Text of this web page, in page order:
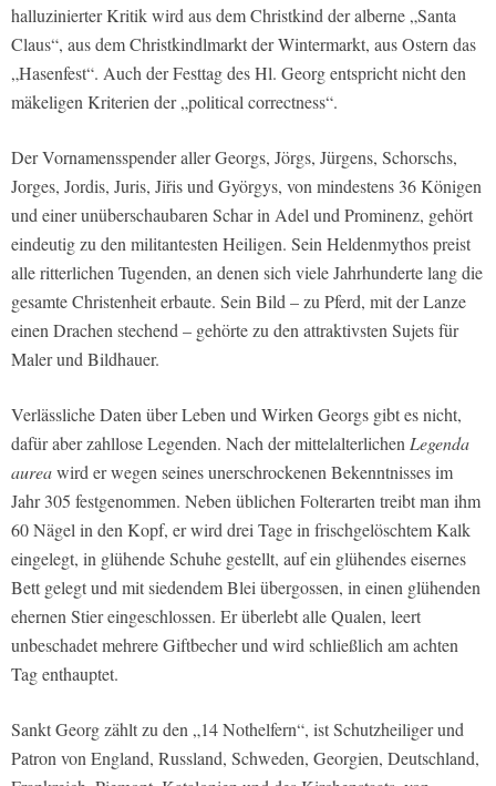
halluzinierter Kritik wird aus dem Christkind der alberne „Santa
Claus“, aus dem Christkindlmarkt der Wintermarkt, aus Ostern das
„Hasenfest“. Auch der Festtag des Hl. Georg entspricht nicht den
mäkeligen Kriterien der „political correctness“.
Der Vornamensspender aller Georgs, Jörgs, Jürgens, Schorschs,
Jorges, Jordis, Juris, Jiřis und Györgys, von mindestens 36 Königen
und einer unüberschaubaren Schar in Adel und Prominenz, gehört
eindeutig zu den militantesten Heiligen. Sein Heldenmythos preist
alle ritterlichen Tugenden, an denen sich viele Jahrhunderte lang die
gesamte Christenheit erbaute. Sein Bild – zu Pferd, mit der Lanze
einen Drachen stechend – gehörte zu den attraktivsten Sujets für
Maler und Bildhauer.
Verlässliche Daten über Leben und Wirken Georgs gibt es nicht,
dafür aber zahllose Legenden. Nach der mittelalterlichen Legenda
aureawird er wegen seines unerschrockenen Bekenntnisses im
Jahr 305 festgenommen. Neben üblichen Folterarten treibt man ihm
60 Nägel in den Kopf, er wird drei Tage in frischgelöschtem Kalk
eingelegt, in glühende Schuhe gestellt, auf ein glühendes eisernes
Bett gelegt und mit siedendem Blei übergossen, in einen glühenden
ehernen Stier eingeschlossen. Er überlebt alle Qualen, leert
unbeschadet mehrere Giftbecher und wird schließlich am achten
Tag enthauptet.
Sankt Georg zählt zu den „14 Nothelfern“, ist Schutzheiliger und
Patron von England, Russland, Schweden, Georgien, Deutschland,